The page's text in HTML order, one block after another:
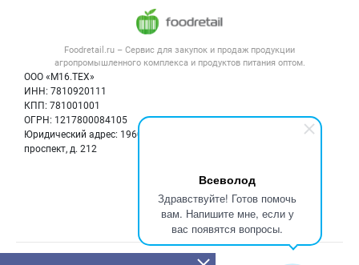
Всеволод
Здравствуйте! Готов помочь
вам. Напишите мне, если у
вас появятся вопросы.
Foodretail.ru – Сервис для закупок и продаж продукции
агропромышленного комплекса и продуктов питания оптом.
ООО «М16.ТЕХ»
ИНН: 7810920111
КПП: 781001001
ОГРН: 1217800084105
Юридический адрес: 196066, г. Санкт-Петербург, Московский
проспект, д. 212
Публичная оферта
Контактная информация
Политика обработки персональных данных
Новости рынка
Вакансии
Напитки, соки, вода
Услуги
Оборудование для пищепрома
Информация о компаниях
Мы в соцсетях: